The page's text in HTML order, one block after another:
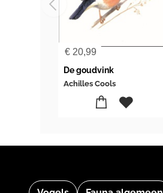
€ 20,99
De goudvink
Achilles Cools